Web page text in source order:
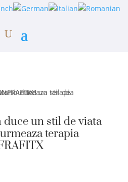
un stil de viata
terapia